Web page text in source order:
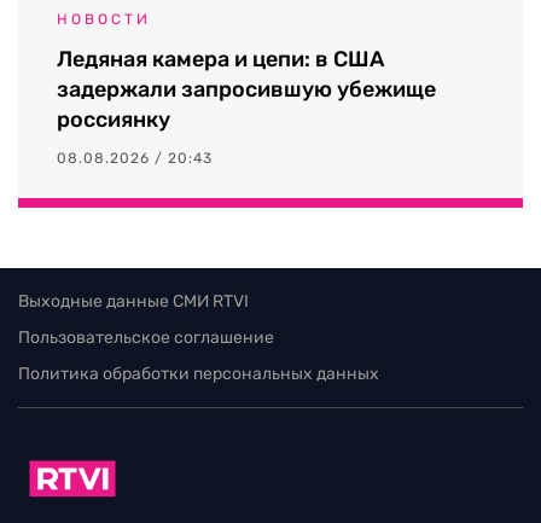
НОВОСТИ
Ледяная камера и цепи: в США
задержали запросившую убежище
россиянку
08.08.2026 / 20:43
Выходные данные СМИ RTVI
Пользовательское соглашение
Политика обработки персональных данных